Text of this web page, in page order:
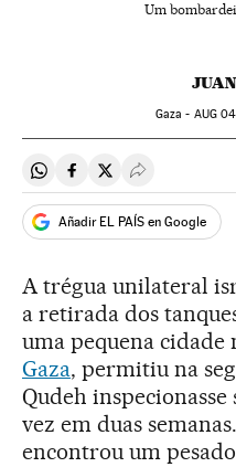
Um
Gaza - AUG
Compartir en Whatsapp
Compartir en
Compartir en
Desplegar
Añadir EL PAÍS en Google
A trégua unilateral
a retirada dos
uma pequena cidade
Gaza, permitiu na
Qudeh
vez em duas
encontrou um